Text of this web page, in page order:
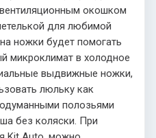
окошком
для любимой
ножки будет помогать
микроклимат в холодное
выдвижные ножки,
люльку как
полозьями
без коляски. При